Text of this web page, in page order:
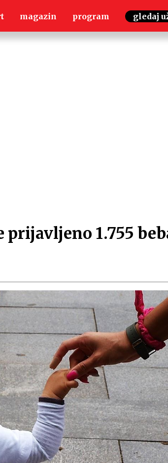
magazin program gledaj
1.755